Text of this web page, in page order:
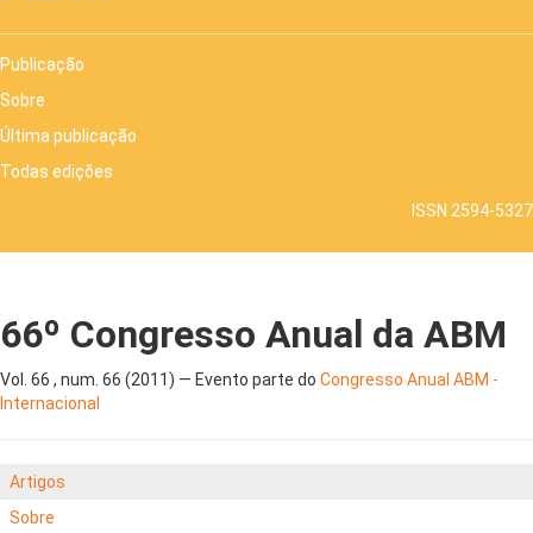
Publicação
Sobre
Última publicação
Todas edições
ISSN 2594-5327
66º Congresso Anual da ABM
Vol. 66 , num. 66 (2011) — Evento parte do Congresso Anual ABM -
Internacional
Artigos
Sobre